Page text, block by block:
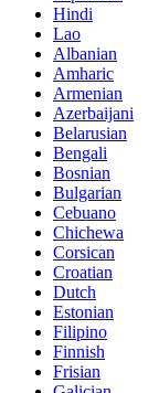
Hindi
Lao
Albanian
Amharic
Armenian
Azerbaijani
Belarusian
Bengali
Bosnian
Bulgarian
Cebuano
Chichewa
Corsican
Croatian
Dutch
Estonian
Filipino
Finnish
Frisian